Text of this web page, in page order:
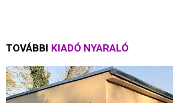
TOVÁBBI KIADÓ NYARALÓ